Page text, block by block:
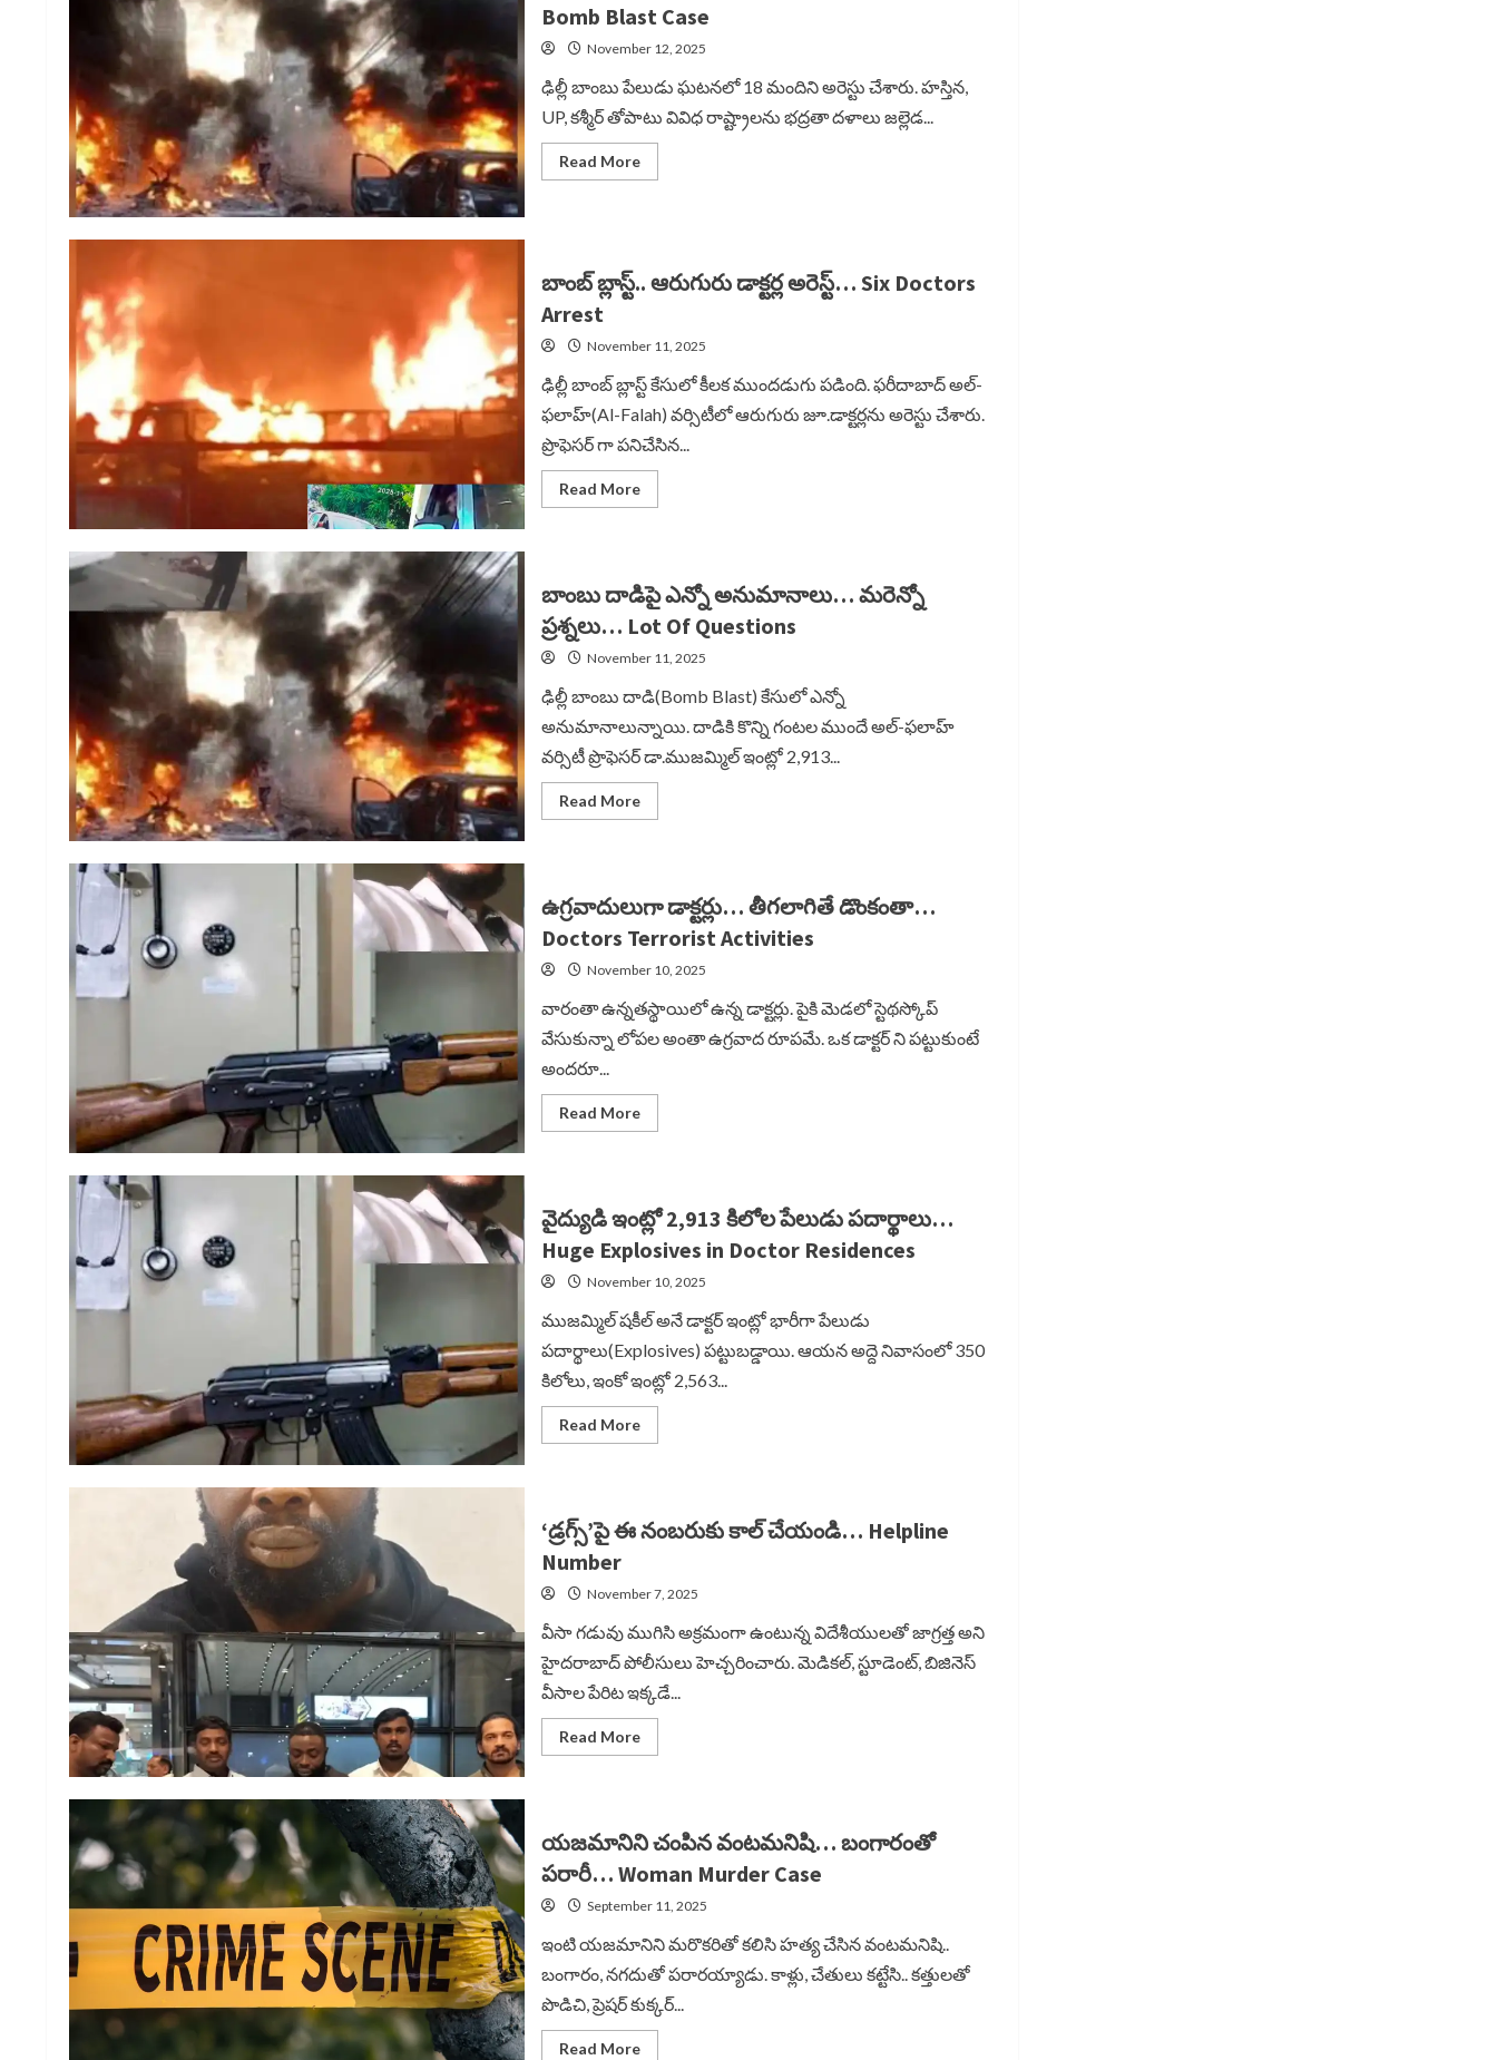
Cars
Serial
Attacks
Bomb Blast Case
November 12, 2025
ఢిల్లీ బాంబు పేలుడు ఘటనలో 18 మందిని అరెస్టు చేశారు. హస్తిన,
UP, కశ్మీర్ తోపాటు వివిధ రాష్ట్రాలను భద్రతా దళాలు జల్లెడ...
Read MoreRead
more
సమాచారం…
Delhi
బాంబ్ బ్లాస్ట్.. ఆరుగురు డాక్టర్ల అరెస్ట్… Six Doctors
Arrest
November 11, 2025
ఢిల్లీ బాంబ్ బ్లాస్ట్ కేసులో కీలక ముందడుగు పడింది. ఫరీదాబాద్ అల్-
ఫలాహ్(Al-Falah) వర్సిటీలో ఆరుగురు జూ.డాక్టర్లను అరెస్టు చేశారు.
ప్రొఫెసర్ గా పనిచేసిన...
Read MoreRead
more
డాక్టర్ల
అరెస్ట్…
Six
Doctors
బాంబు దాడిపై ఎన్నో అనుమానాలు… మరెన్నో
ప్రశ్నలు… Lot Of Questions
November 11, 2025
ఢిల్లీ బాంబు దాడి(Bomb Blast) కేసులో ఎన్నో
అనుమానాలున్నాయి. దాడికి కొన్ని గంటల ముందే అల్-ఫలాహ్
వర్సిటీ ప్రొఫెసర్ డా.ముజమ్మిల్ ఇంట్లో 2,913...
Read MoreRead
more
అనుమానాలు…
మరెన్నో
ప్రశ్నలు…
Lot
Questions
ఉగ్రవాదులుగా డాక్టర్లు… తీగలాగితే డొంకంతా…
Doctors Terrorist Activities
November 10, 2025
వారంతా ఉన్నతస్థాయిలో ఉన్న డాక్టర్లు. పైకి మెడలో స్టెథస్కోప్
వేసుకున్నా లోపల అంతా ఉగ్రవాద రూపమే. ఒక డాక్టర్ ని పట్టుకుంటే
అందరూ...
Read MoreRead
more
డొంకంతా…
Doctors
Terrorist
Activities
వైద్యుడి ఇంట్లో 2,913 కిలోల పేలుడు పదార్థాలు…
Huge Explosives in Doctor Residences
November 10, 2025
ముజమ్మిల్ షకీల్ అనే డాక్టర్ ఇంట్లో భారీగా పేలుడు
పదార్థాలు‍‌(Explosives) పట్టుబడ్డాయి. ఆయన అద్దె నివాసంలో 350
కిలోలు, ఇంకో ఇంట్లో 2,563...
Read MoreRead
more
కిలోల
పేలుడు
in
Residences
‘డ్రగ్స్’పై ఈ నంబరుకు కాల్ చేయండి… Helpline
Number
November 7, 2025
వీసా గడువు ముగిసి అక్రమంగా ఉంటున్న విదేశీయులతో జాగ్రత్త అని
హైదరాబాద్ పోలీసులు హెచ్చరించారు. మెడికల్, స్టూడెంట్, బిజినెస్
వీసాల పేరిట ఇక్కడే...
Read MoreRead
more
కాల్
చేయండి…
Number
యజమానిని చంపిన వంటమనిషి… బంగారంతో
పరారీ… Woman Murder Case
September 11, 2025
ఇంటి యజమానిని మరొకరితో కలిసి హత్య చేసిన వంటమనిషి..
బంగారం, నగదుతో పరారయ్యాడు. కాళ్లు, చేతులు కట్టేసి.. కత్తులతో
పొడిచి, ప్రెషర్ కుక్కర్...
Read MoreRead